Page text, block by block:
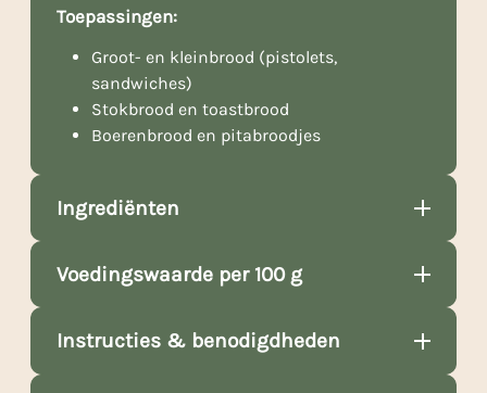
Toepassingen:
Groot- en kleinbrood (pistolets,
sandwiches)
Stokbrood en toastbrood
Boerenbrood en pitabroodjes
Ingrediënten
Voedingswaarde per 100 g
Instructies & benodigdheden